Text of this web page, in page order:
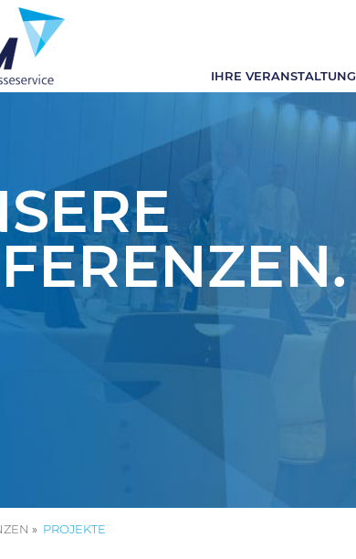
IHRE VERANSTALTUNG
PROJEKTE